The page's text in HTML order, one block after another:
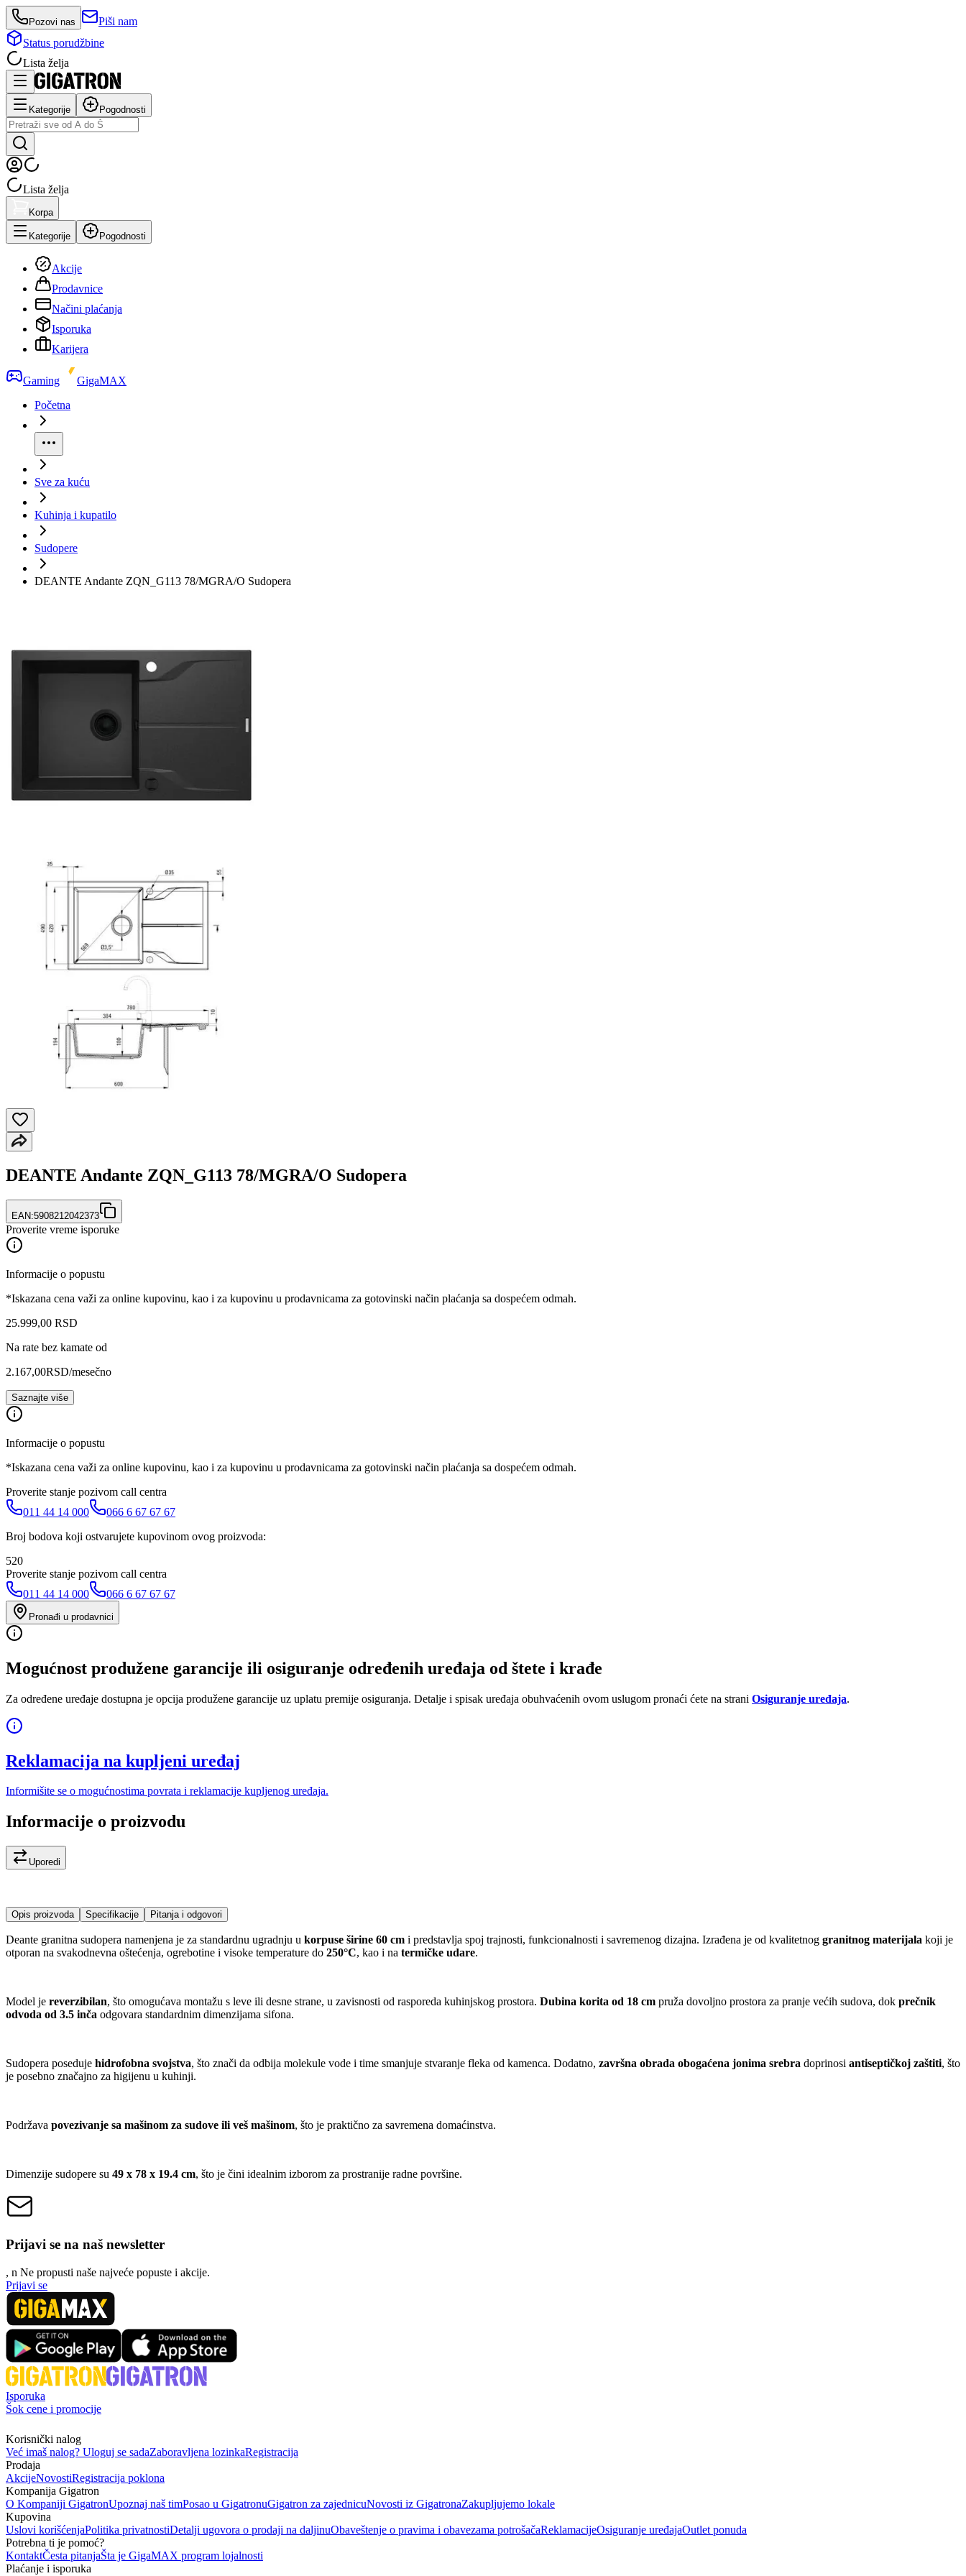
Pozovi nas
Piši nam
Status porudžbine
Lista želja
Kategorije Pogodnosti
Lista želja
Korpa
Kategorije Pogodnosti
Akcije
Prodavnice
Načini plaćanja
Isporuka
Karijera
Gaming
GigaMAX
Početna
Sve za kuću
Kuhinja i kupatilo
Sudopere
DEANTE Andante ZQN_G113 78/MGRA/O Sudopera
DEANTE Andante ZQN_G113 78/MGRA/O Sudopera
EAN:5908212042373
Proverite vreme isporuke
Informacije o popustu
*Iskazana cena važi za online kupovinu, kao i za kupovinu u prodavnicama za gotovinski način plaćanja sa dospećem odmah.
25.999,00 RSD
Na rate bez kamate od
2.167,00RSD/mesečno
Saznajte više
Informacije o popustu
*Iskazana cena važi za online kupovinu, kao i za kupovinu u prodavnicama za gotovinski način plaćanja sa dospećem odmah.
Proverite stanje pozivom call centra
011 44 14 000
066 6 67 67 67
Broj bodova koji ostvarujete kupovinom ovog proizvoda:
520
Proverite stanje pozivom call centra
011 44 14 000
066 6 67 67 67
Pronađi u prodavnici
Mogućnost produžene garancije ili osiguranje određenih uređaja od štete i krađe
Za određene uređaje dostupna je opcija produžene garancije uz uplatu premije osiguranja. Detalje i spisak uređaja obuhvaćenih ovom uslugom pronaći ćete na strani Osiguranje uređaja.
Reklamacija na kupljeni uređaj
Informišite se o mogućnostima povrata i reklamacije kupljenog uređaja.
Informacije o proizvodu
Uporedi
Opis proizvoda Specifikacije Pitanja i odgovori
Deante granitna sudopera namenjena je za standardnu ugradnju u korpuse širine 60 cm i predstavlja spoj trajnosti, funkcionalnosti i savremenog dizajna. Izrađena je od kvalitetnog granitnog materijala koji je
otporan na svakodnevna oštećenja, ogrebotine i visoke temperature do 250°C, kao i na termičke udare.
Model je reverzibilan, što omogućava montažu s leve ili desne strane, u zavisnosti od rasporeda kuhinjskog prostora. Dubina korita od 18 cm pruža dovoljno prostora za pranje većih sudova, dok prečnik
odvoda od 3.5 inča odgovara standardnim dimenzijama sifona.
Sudopera poseduje hidrofobna svojstva, što znači da odbija molekule vode i time smanjuje stvaranje fleka od kamenca. Dodatno, završna obrada obogaćena jonima srebra doprinosi antiseptičkoj zaštiti, što
je posebno značajno za higijenu u kuhinji.
Podržava povezivanje sa mašinom za sudove ili veš mašinom, što je praktično za savremena domaćinstva.
Dimenzije sudopere su 49 x 78 x 19.4 cm, što je čini idealnim izborom za prostranije radne površine.
Prijavi se na naš newsletter
, n Ne propusti naše najveće popuste i akcije.
Prijavi se
Isporuka
Šok cene i promocije
Korisnički nalog
Već imaš nalog? Uloguj se sadaZaboravljena lozinkaRegistracija
Prodaja
AkcijeNovostiRegistracija poklona
Kompanija Gigatron
O Kompaniji GigatronUpoznaj naš timPosao u GigatronuGigatron za zajednicuNovosti iz GigatronaZakupljujemo lokale
Kupovina
Uslovi korišćenjaPolitika privatnostiDetalji ugovora o prodaji na daljinuObaveštenje o pravima i obavezama potrošačaReklamacijeOsiguranje uređajaOutlet ponuda
Potrebna ti je pomoć?
KontaktČesta pitanjaŠta je GigaMAX program lojalnosti
Plaćanje i isporuka